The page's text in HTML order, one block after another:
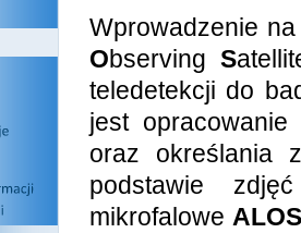
Wprowadzenie
Observing S
teledetekcji do
jest opracowanie
oraz określania
podstawie
mikrofalowe